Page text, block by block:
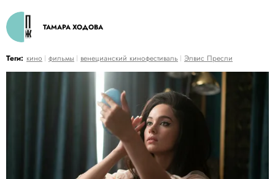
ТАМАРА ХОДОВА
Теги: кино фильмы венецианский кинофестиваль Элвис Пресли